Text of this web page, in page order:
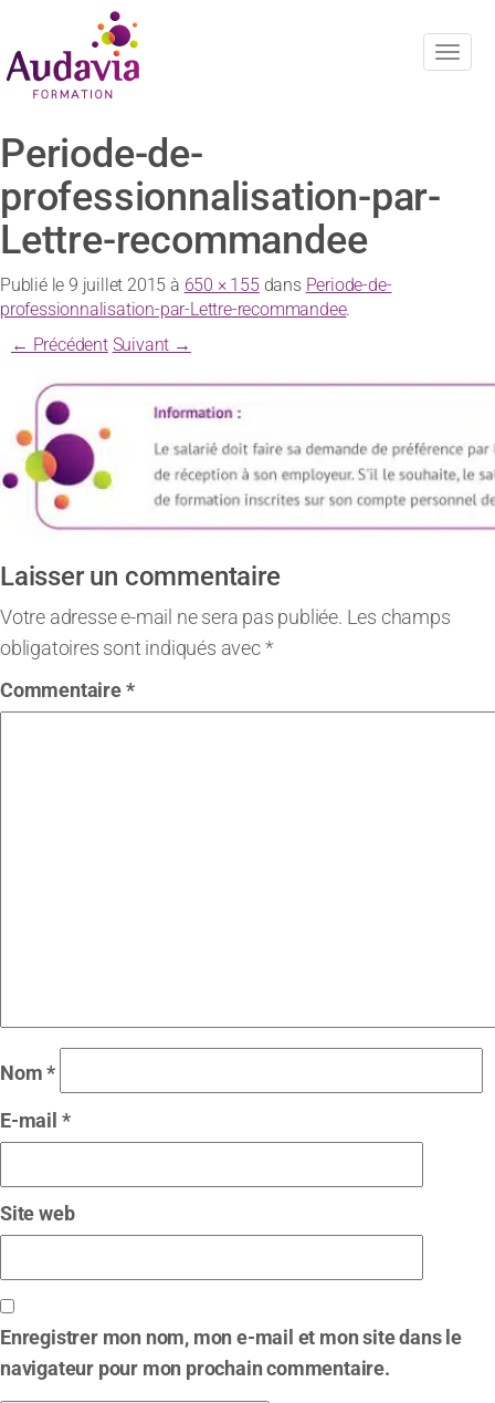
Periode-de-
professionnalisation-par-
Lettre-recommandee
Publié le 9 juillet 2015 à 650 × 155dans Periode-de-
professionnalisation-par-Lettre-recommandee.
← Précédent Suivant →
Laisser un commentaire
Votre adresse e-mail ne sera pas publiée. Les champs
obligatoires sont indiqués avec*
Commentaire*
Nom*
E-mail *
Site web
Enregistrer mon nom, mon e-mail et mon site dans le
navigateur pour mon prochain commentaire.